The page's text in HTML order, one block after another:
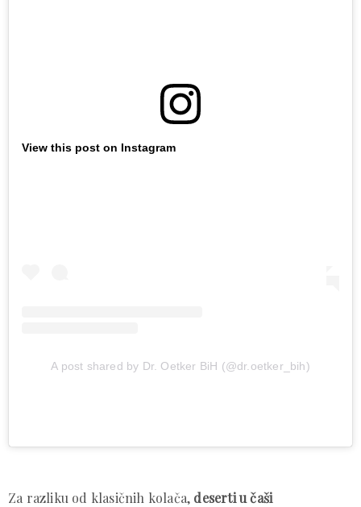
View this post on Instagram
A post shared by Dr. Oetker BiH (@dr.oetker_bih)
Za razliku od klasičnih kolača, deserti u čaši